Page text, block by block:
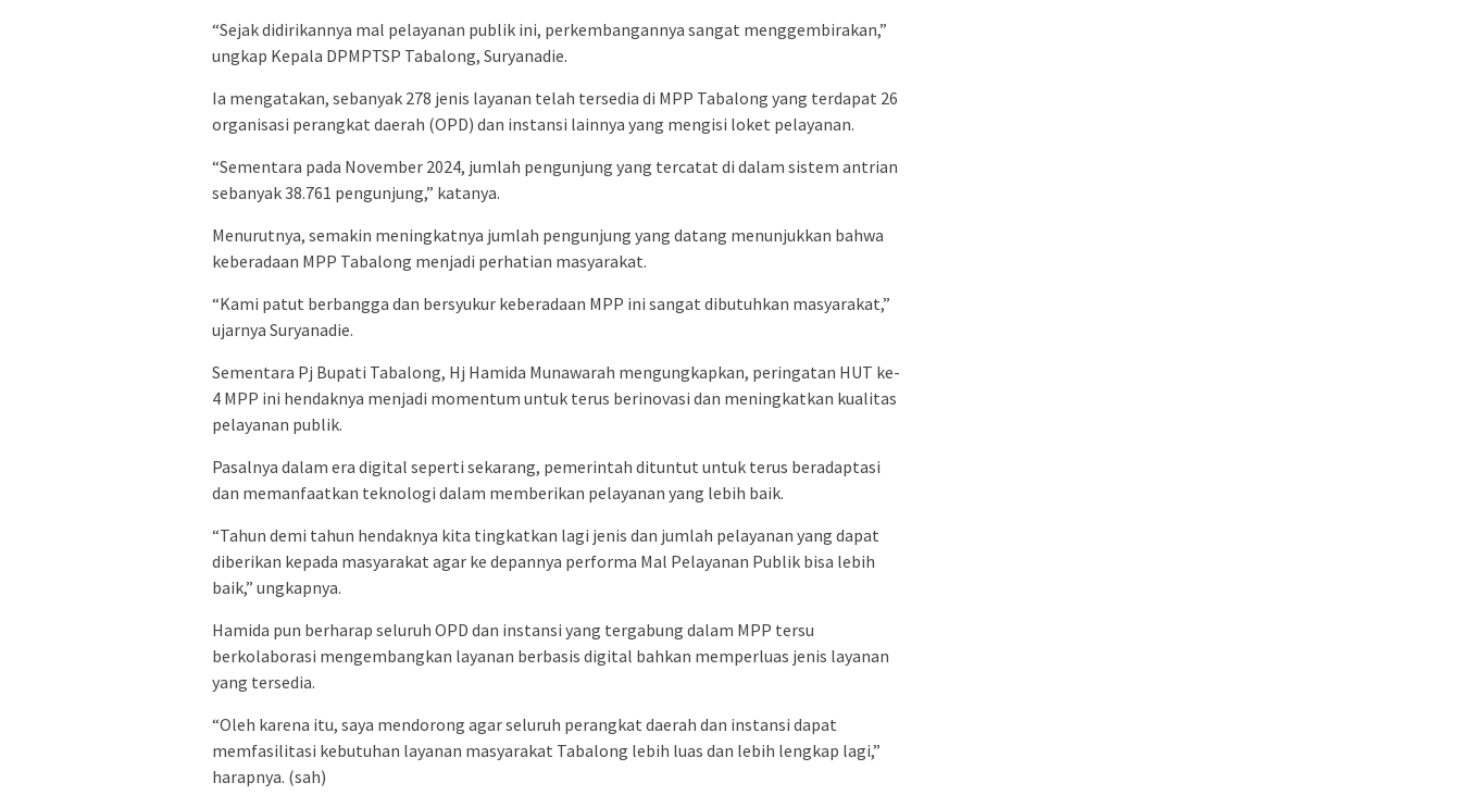
“Sejak didirikannya mal pelayanan publik ini, perkembangannya sangat menggembirakan,”
ungkap Kepala DPMPTSP Tabalong, Suryanadie.
Ia mengatakan, sebanyak 278 jenis layanan telah tersedia di MPP Tabalong yang terdapat 26
organisasi perangkat daerah (OPD) dan instansi lainnya yang mengisi loket pelayanan.
“Sementara pada November 2024, jumlah pengunjung yang tercatat di dalam sistem antrian
sebanyak 38.761 pengunjung,” katanya.
Menurutnya, semakin meningkatnya jumlah pengunjung yang datang menunjukkan bahwa
keberadaan MPP Tabalong menjadi perhatian masyarakat.
“Kami patut berbangga dan bersyukur keberadaan MPP ini sangat dibutuhkan masyarakat,”
ujarnya Suryanadie.
Sementara Pj Bupati Tabalong, Hj Hamida Munawarah mengungkapkan, peringatan HUT ke-
4 MPP ini hendaknya menjadi momentum untuk terus berinovasi dan meningkatkan kualitas
pelayanan publik.
Pasalnya dalam era digital seperti sekarang, pemerintah dituntut untuk terus beradaptasi
dan memanfaatkan teknologi dalam memberikan pelayanan yang lebih baik.
“Tahun demi tahun hendaknya kita tingkatkan lagi jenis dan jumlah pelayanan yang dapat
diberikan kepada masyarakat agar ke depannya performa Mal Pelayanan Publik bisa lebih
baik,” ungkapnya.
Hamida pun berharap seluruh OPD dan instansi yang tergabung dalam MPP tersu
berkolaborasi mengembangkan layanan berbasis digital bahkan memperluas jenis layanan
yang tersedia.
“Oleh karena itu, saya mendorong agar seluruh perangkat daerah dan instansi dapat
memfasilitasi kebutuhan layanan masyarakat Tabalong lebih luas dan lebih lengkap lagi,”
harapnya. (sah)